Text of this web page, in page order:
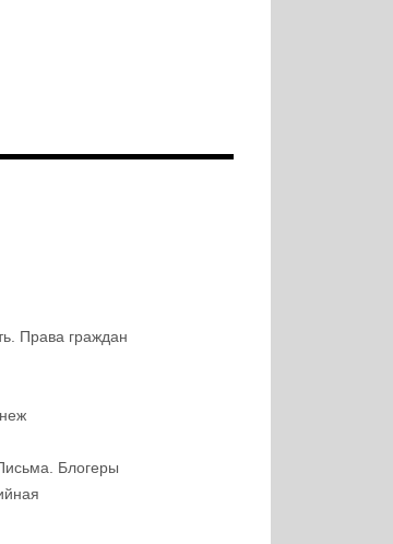
Права граждан
Блогеры